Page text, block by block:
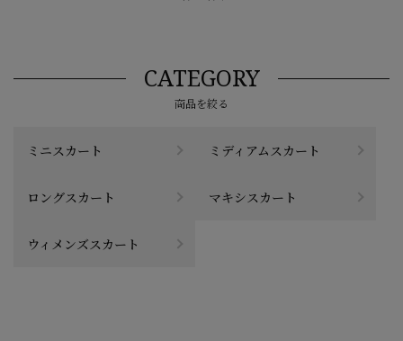
CATEGORY
商品を絞る
ミニスカート ミディアムスカート
ロングスカート マキシスカート
ウィメンズスカート